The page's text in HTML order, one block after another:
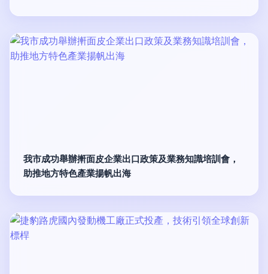
我市成功舉辦搟面皮企業出口政策及業務知識培訓會，
助推地方特色產業揚帆出海